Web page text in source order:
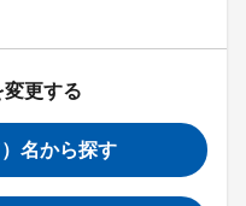
更する
名から探す